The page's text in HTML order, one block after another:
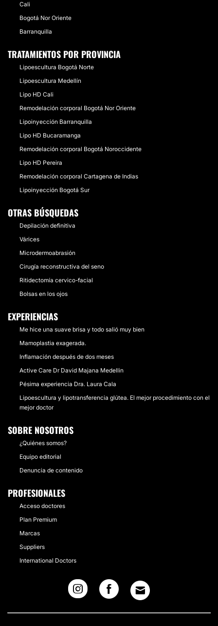
Cali
Bogotá Nor Oriente
Barranquilla
TRATAMIENTOS POR PROVINCIA
Lipoescultura Bogotá Norte
Lipoescultura Medellín
Lipo HD Cali
Remodelación corporal Bogotá Nor Oriente
Lipoinyección Barranquilla
Lipo HD Bucaramanga
Remodelación corporal Bogotá Noroccidente
Lipo HD Pereira
Remodelación corporal Cartagena de Indias
Lipoinyección Bogotá Sur
OTRAS BÚSQUEDAS
Depilación definitiva
Várices
Microdermoabrasión
Cirugía reconstructiva del seno
Ritidectomía cervico-facial
Bolsas en los ojos
EXPERIENCIAS
Me hice una suave brisa y todo salió muy bien
Mamoplastia exagerada.
Inflamación después de dos meses
Active Care Dr David Majana Medellin
Pésima experiencia Dra. Laura Cala
Lipoescultura y lipotransferencia glútea. El mejor procedimiento con el
mejor doctor
SOBRE NOSOTROS
¿Quiénes somos?
Equipo editorial
Denuncia de contenido
PROFESIONALES
Acceso doctores
Plan Premium
Marcas
Suppliers
International Doctors